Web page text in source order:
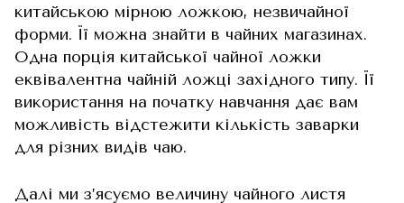
китайською мірною ложкою, незвичайної
форми. Її можна знайти в чайних магазинах.
Одна порція китайської чайної ложки
еквівалентна чайній ложці західного типу. Її
використання на початку навчання дає вам
можливість відстежити кількість заварки
для різних видів чаю.
Далі ми з’ясуємо величину чайного листя